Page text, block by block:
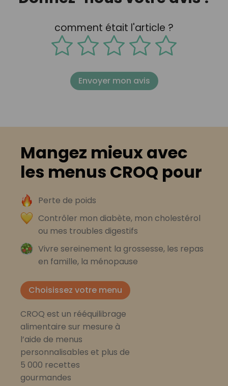
comment était l'article ?
Envoyer mon avis
Mangez mieux avec
les menus CROQ pour
Perte de poids
Contrôler mon diabète, mon cholestérol
ou mes troubles digestifs
Vivre sereinement la grossesse, les repas
en famille, la ménopause
Choisissez votre menu
CROQ est un rééquilibrage
alimentaire sur mesure à
l’aide de menus
personnalisables et plus de
5 000 recettes
gourmandes